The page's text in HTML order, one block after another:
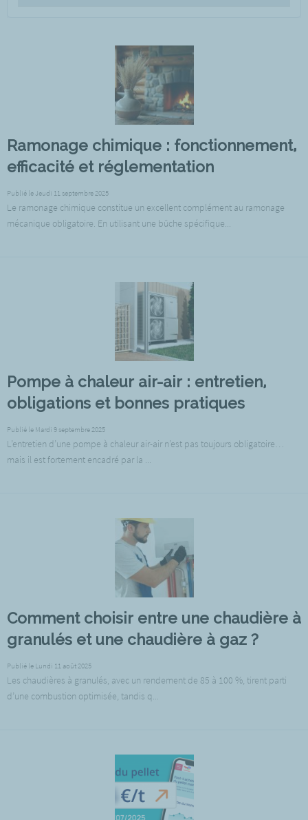
Ramonage chimique : fonctionnement,
efficacité et réglementation
Publié le Jeudi 11 septembre 2025
Le ramonage chimique constitue un excellent complément au ramonage
mécanique obligatoire. En utilisant une bûche spécifique...
Pompe à chaleur air-air : entretien,
obligations et bonnes pratiques
Publié le Mardi 9 septembre 2025
L’entretien d’une pompe à chaleur air-air n’est pas toujours obligatoire…
mais il est fortement encadré par la ...
Comment choisir entre une chaudière à
granulés et une chaudière à gaz ?
Publié le Lundi 11 août 2025
Les chaudières à granulés, avec un rendement de 85 à 100 %, tirent parti
d’une combustion optimisée, tandis q...